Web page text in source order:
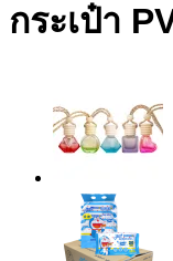
กระเป๋า